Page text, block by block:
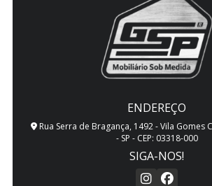
ENDEREÇO
Rua Serra de Bragança, 1492 - Vila Gomes
- SP - CEP: 03318-000
SIGA-NOS!